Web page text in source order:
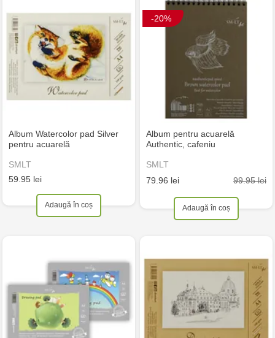
Album Watercolor pad Silver
pentru acuarelă
SMLT
59.95 lei
Adaugă în coș
-20%
Album pentru acuarelă
Authentic, cafeniu
SMLT
79.96 lei
99.95 lei
Adaugă în coș